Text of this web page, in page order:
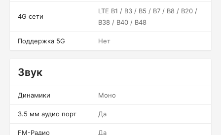
4G сети
LTE B1 / B3 / B5 / B7 / B8 / B20 /
B38 / B40 / B48
Поддержка 5G Нет
Звук
Динамики Моно
3.5 мм аудио порт Да
FM-Радио Да